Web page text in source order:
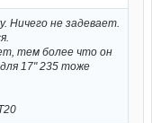
Ничего не задевает.
тем более что он
17" 235 тоже